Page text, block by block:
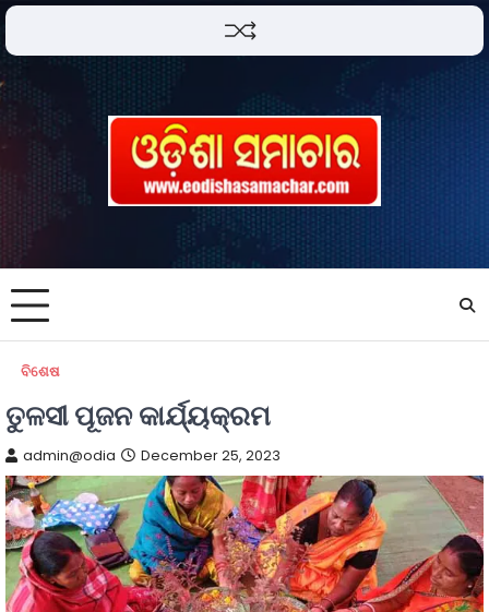
ବିଶେଷ
ତୁଳସୀ ପୂଜନ କାର୍ଯ୍ୟକ୍ରମ
admin@odia December 25, 2023